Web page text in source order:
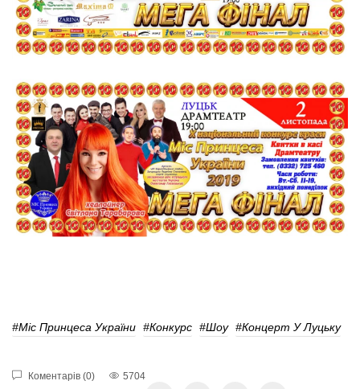
#Міс Принцеса України #конкурс #шоу #концерт У Луцьку
Коментарів (0) 5704